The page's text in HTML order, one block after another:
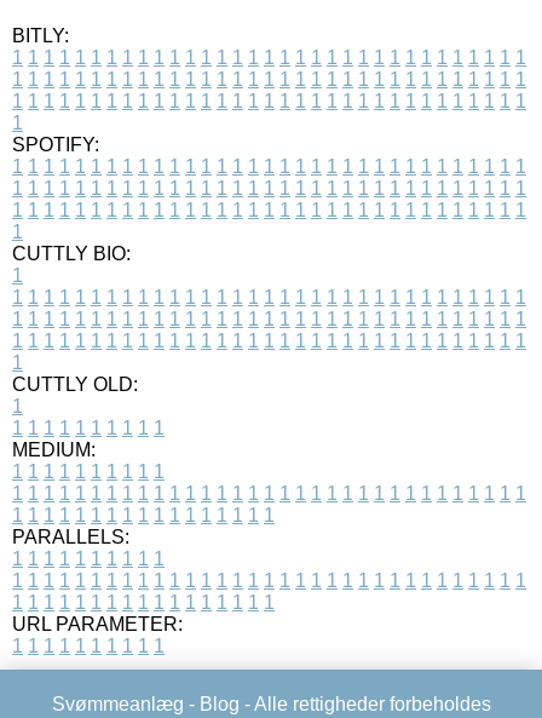
BITLY:
1 1 1 1 1 1 1 1 1 1 1 1 1 1 1 1 1 1 1 1 1 1 1 1 1 1 1 1 1 1 1 1 1
1 1 1 1 1 1 1 1 1 1 1 1 1 1 1 1 1 1 1 1 1 1 1 1 1 1 1 1 1 1 1 1 1
1 1 1 1 1 1 1 1 1 1 1 1 1 1 1 1 1 1 1 1 1 1 1 1 1 1 1 1 1 1 1 1 1
1
SPOTIFY:
1 1 1 1 1 1 1 1 1 1 1 1 1 1 1 1 1 1 1 1 1 1 1 1 1 1 1 1 1 1 1 1 1
1 1 1 1 1 1 1 1 1 1 1 1 1 1 1 1 1 1 1 1 1 1 1 1 1 1 1 1 1 1 1 1 1
1 1 1 1 1 1 1 1 1 1 1 1 1 1 1 1 1 1 1 1 1 1 1 1 1 1 1 1 1 1 1 1 1
1
CUTTLY BIO:
1
1 1 1 1 1 1 1 1 1 1 1 1 1 1 1 1 1 1 1 1 1 1 1 1 1 1 1 1 1 1 1 1 1
1 1 1 1 1 1 1 1 1 1 1 1 1 1 1 1 1 1 1 1 1 1 1 1 1 1 1 1 1 1 1 1 1
1 1 1 1 1 1 1 1 1 1 1 1 1 1 1 1 1 1 1 1 1 1 1 1 1 1 1 1 1 1 1 1 1
1
CUTTLY OLD:
1
1 1 1 1 1 1 1 1 1 1
MEDIUM:
1 1 1 1 1 1 1 1 1 1
1 1 1 1 1 1 1 1 1 1 1 1 1 1 1 1 1 1 1 1 1 1 1 1 1 1 1 1 1 1 1 1 1
1 1 1 1 1 1 1 1 1 1 1 1 1 1 1 1 1
PARALLELS:
1 1 1 1 1 1 1 1 1 1
1 1 1 1 1 1 1 1 1 1 1 1 1 1 1 1 1 1 1 1 1 1 1 1 1 1 1 1 1 1 1 1 1
1 1 1 1 1 1 1 1 1 1 1 1 1 1 1 1 1
URL PARAMETER:
1 1 1 1 1 1 1 1 1 1
Svømmeanlæg - Blog - Alle rettigheder forbeholdes